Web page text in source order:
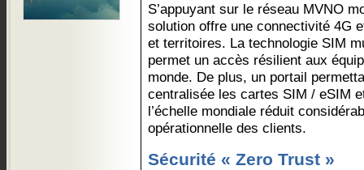
S’appuyant sur le réseau MVNO
solution offre une connectivité 4G
et territoires. La technologie SIM
permet un accès résilient aux
monde. De plus, un portail
centralisée les cartes SIM / eSIM
l’échelle mondiale réduit
opérationnelle des clients.
Sécurité « Zero Trust »